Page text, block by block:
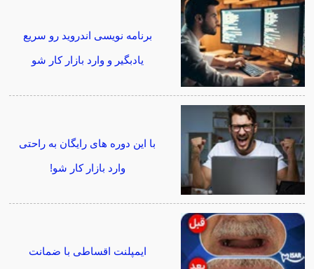
برنامه نویسی اندروید رو سریع
یادبگیر و وارد بازار کار شو
با این دوره های رایگان به راحتی
وارد بازار کار شو!
ایمپلنت اقساطی با ضمانت